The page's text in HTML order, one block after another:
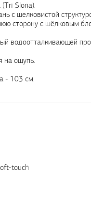
Slona).
с шелковистой
сторону с шёлковым
водоотталкивающей
на ощупь.
- 103 см.
touch